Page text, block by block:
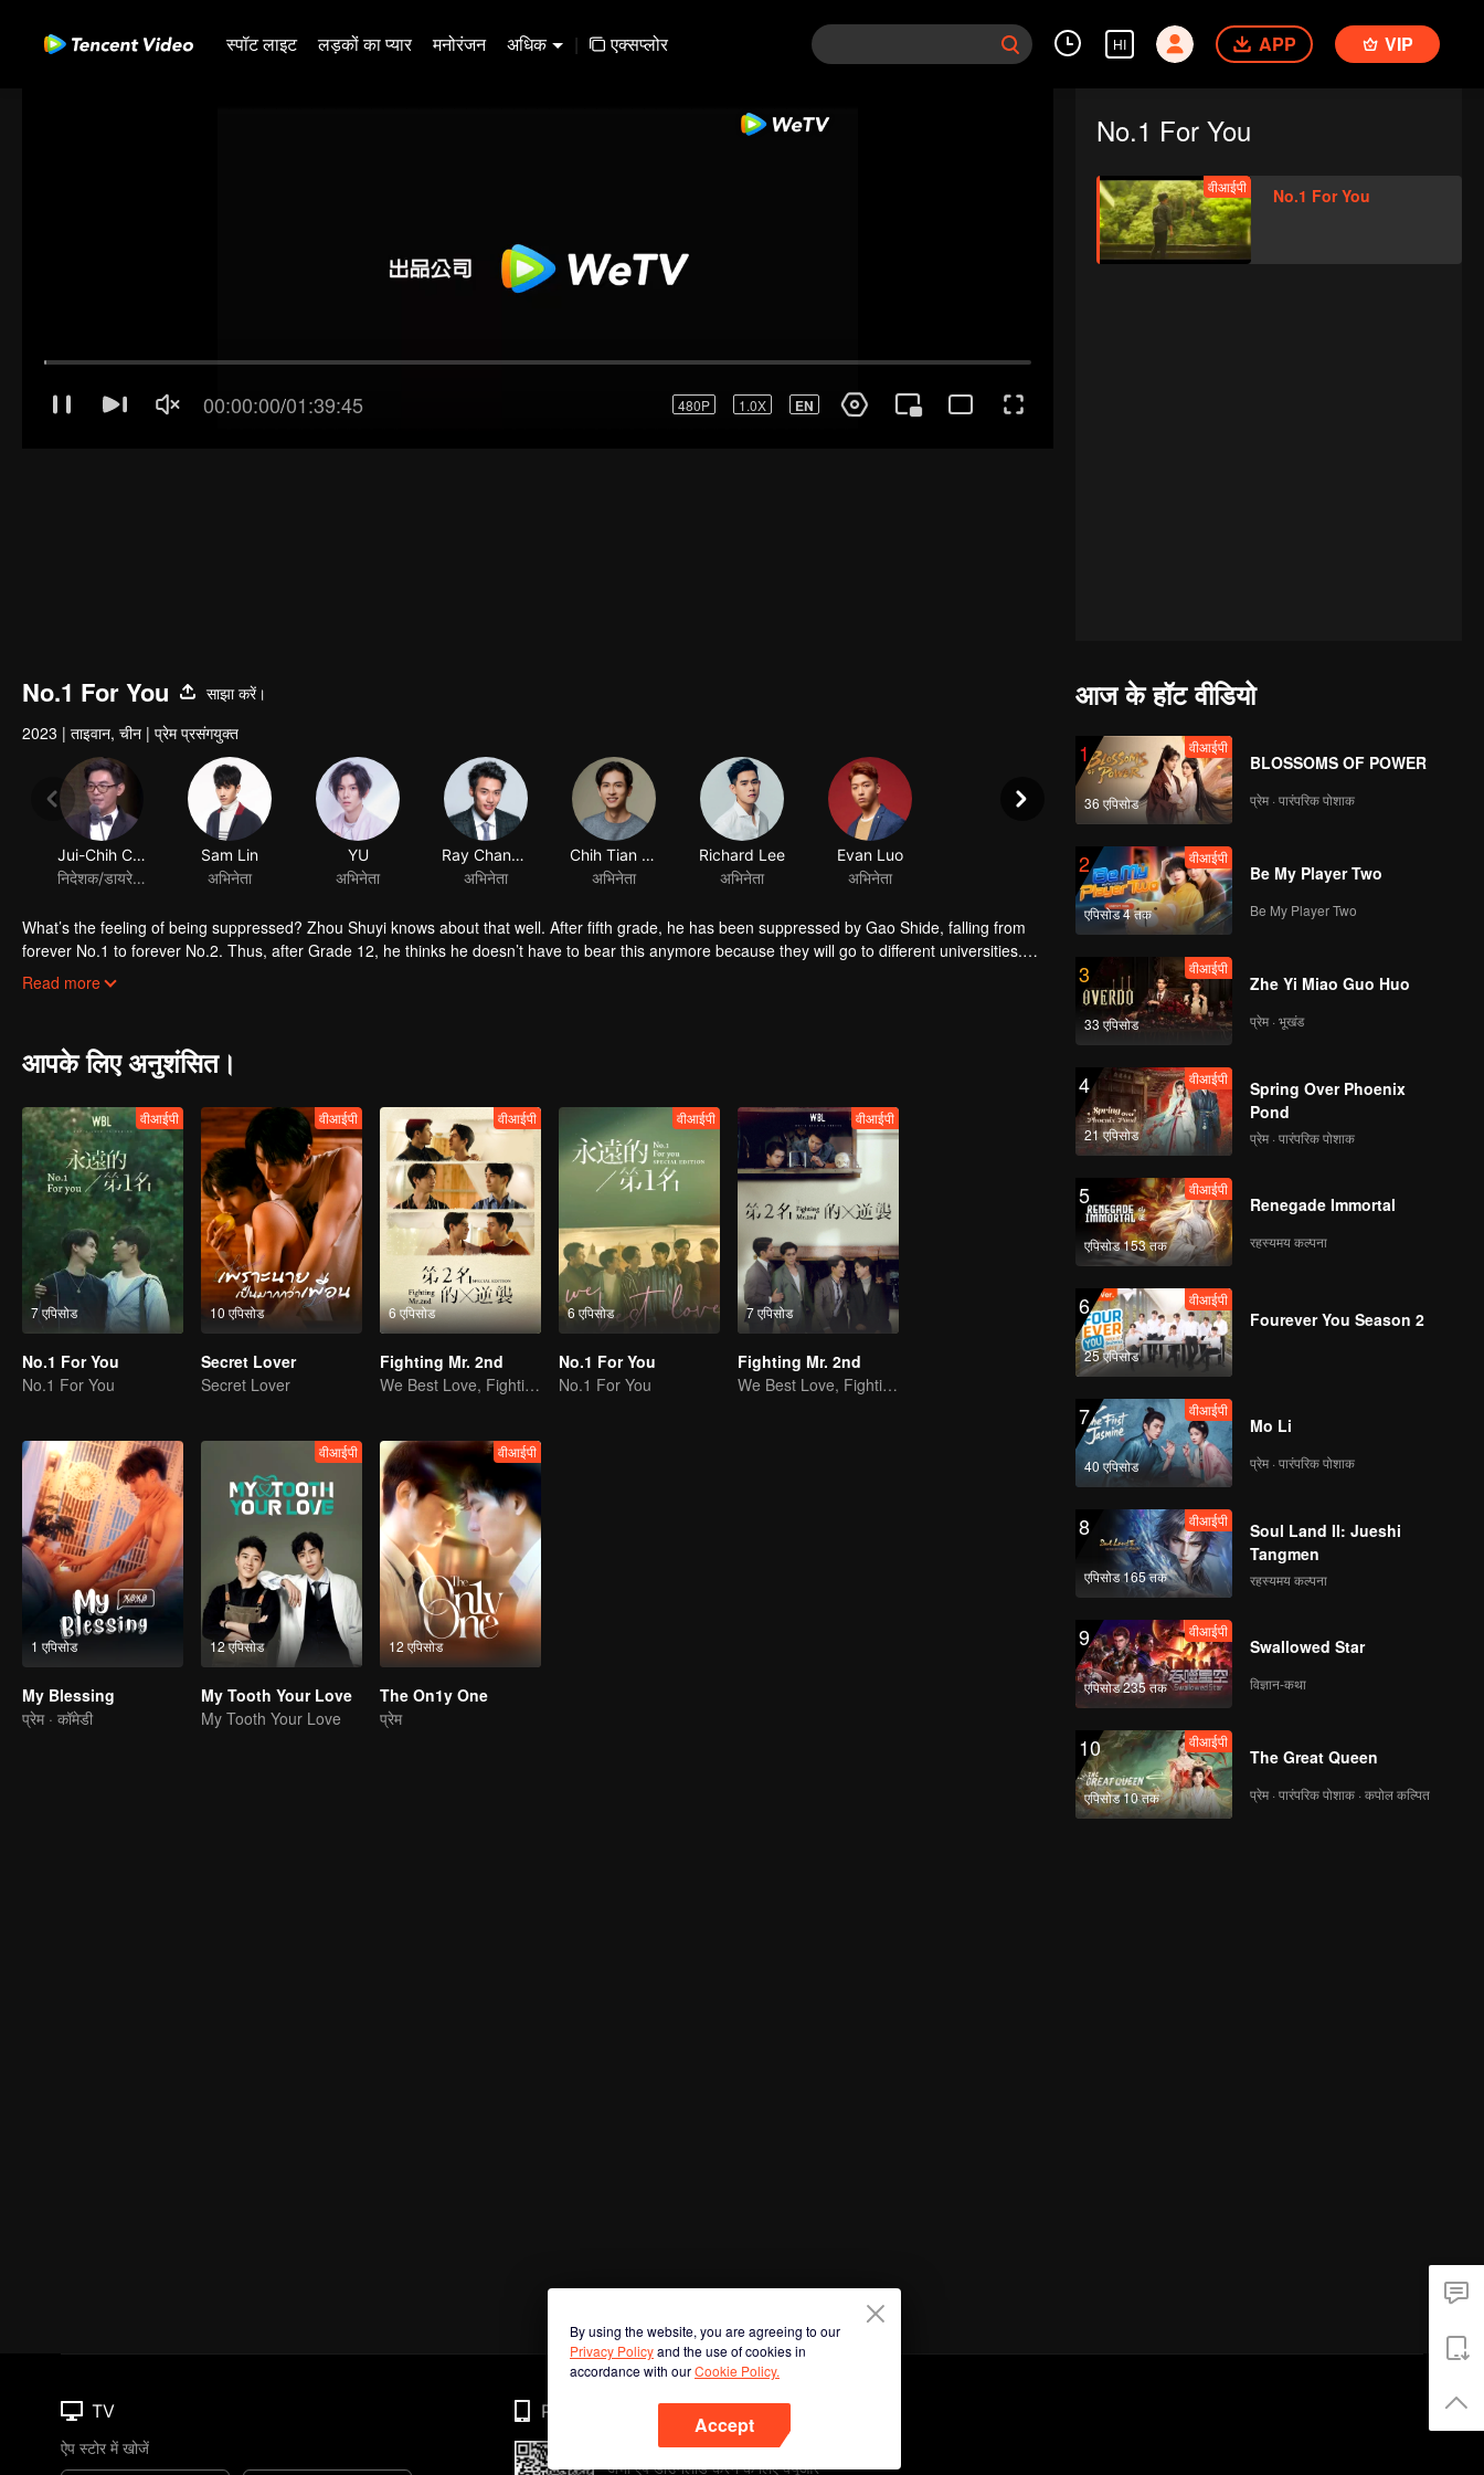
स्पॉट लाइट लड़कों का प्यार मनोरंजन अधिक | एक्सप्लोर HI APP VIP
No.1 For You
वीआईपी No.1 For You
No.1 For You
साझा करें।
2023 | ताइवान, चीन | प्रेम प्रसंगयुक्त
Jui-Chih Chiang
निदेशक/डायरेक्टर
Sam Lin
अभिनेता
YU
अभिनेता
Ray Chang (actor)
अभिनेता
Chih Tian Shih
अभिनेता
Richard Lee
अभिनेता
Evan Luo
अभिनेता
What’s the feeling of being suppressed? Zhou Shuyi knows about that well. After fifth grade, he has been suppressed by Gao Shide, falling from
forever No.1 to forever No.2. Thus, after Grade 12, he thinks he doesn’t have to bear this anymore because they will go to different universities.
However, future doesn’t come in his way. At university, he meets Gao Shide in the PK contest held by his favorite swimming club. Not only he fails to
Read more
आपके लिए अनुशंसित।
7 एपिसोड
वीआईपी
No.1 For You
No.1 For You
10 एपिसोड
वीआईपी
Secret Lover
Secret Lover
6 एपिसोड
वीआईपी
Fighting Mr. 2nd
We Best Love, Fighting Mr. 2nd.
6 एपिसोड
वीआईपी
No.1 For You
No.1 For You
7 एपिसोड
वीआईपी
Fighting Mr. 2nd
We Best Love, Fighting Mr. 2nd.
1 एपिसोड
My Blessing
प्रेम · कॉमेडी
12 एपिसोड
वीआईपी
My Tooth Your Love
My Tooth Your Love
12 एपिसोड
वीआईपी
The On1y One
प्रेम
आज के हॉट वीडियो
1
36 एपिसोड
वीआईपी
BLOSSOMS OF POWER
प्रेम · पारंपरिक पोशाक
2
एपिसोड 4 तक
वीआईपी
Be My Player Two
Be My Player Two
3
33 एपिसोड
वीआईपी
Zhe Yi Miao Guo Huo
प्रेम · भूखंड
4
21 एपिसोड
वीआईपी
Spring Over Phoenix
Pond
प्रेम · पारंपरिक पोशाक
5
एपिसोड 153 तक
वीआईपी
Renegade Immortal
रहस्यमय कल्पना
6
25 एपिसोड
वीआईपी
Fourever You Season 2
7
40 एपिसोड
वीआईपी
Mo Li
प्रेम · पारंपरिक पोशाक
8
एपिसोड 165 तक
वीआईपी
Soul Land II: Jueshi
Tangmen
रहस्यमय कल्पना
9
एपिसोड 235 तक
वीआईपी
Swallowed Star
विज्ञान-कथा
10
एपिसोड 10 तक
वीआईपी
The Great Queen
प्रेम · पारंपरिक पोशाक · कपोल कल्पित
By using the website, you are agreeing to our
Privacy Policyand the use of cookies in
accordance with ourCookie Policy.
Accept
TV
ऐप स्टोर में खोजें
Phone
अभी ऐप डाउनलोड करने के लिए क्यूआर